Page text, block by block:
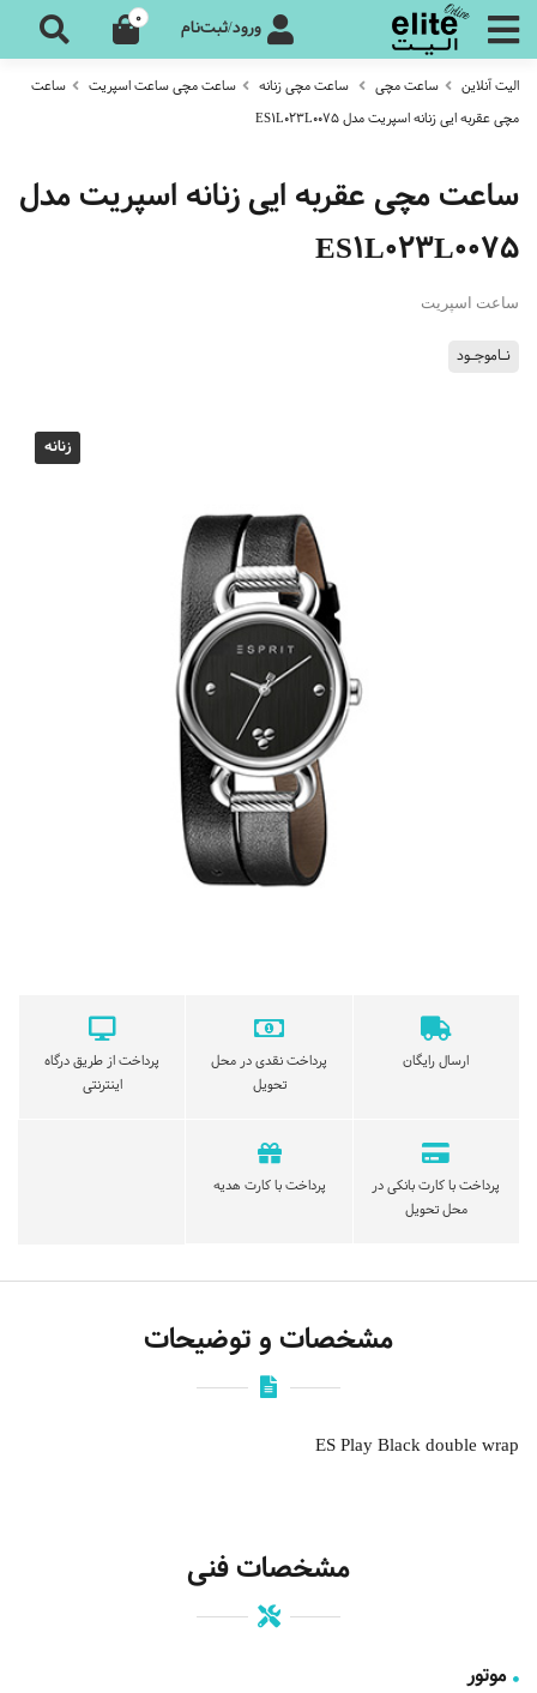
ورود/ثبت‌نام 0
الیت آنلاین ساعت مچی ساعت مچی زنانه ساعت مچی ساعت اسپریت
ساعت
مچی عقربه ایی زنانه اسپریت مدل ES1L023L0075
ساعت مچی عقربه ایی زنانه اسپریت مدل
ES1L023L0075
ساعت اسپریت
نـاموجـود
زنانه
ارسال رایگان
پرداخت نقدی در محل
تحویل
پرداخت از طریق درگاه
اینترنتی
پرداخت با کارت بانکی در
محل تحویل
پرداخت با کارت هدیه
مشخصات و توضیحات
ES Play Black double wrap
مشخصات فنی
موتور